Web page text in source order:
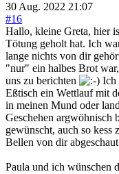
30 Aug. 2022 21:07
#16
Hallo, kleine Greta, hier
Tötung geholt hat. Ich
lange nichts von dir
"nur" ein halbes Brot
uns zu berichten
Ich
Eßtisch ein Wettlauf mit
in meinen Mund oder
Geschehen argwöhnisch
gewünscht, auch so kess
Bellen von dir
Paula und ich wünschen